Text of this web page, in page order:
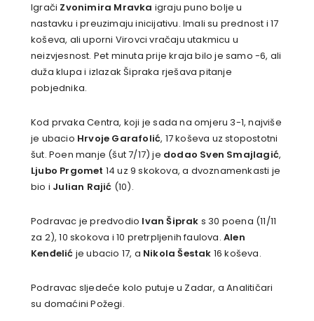
Igrači Zvonimira Mravka igraju puno bolje u
nastavku i preuzimaju inicijativu. Imali su prednost i 17
koševa, ali uporni Virovci vračaju utakmicu u
neizvjesnost. Pet minuta prije kraja bilo je samo -6, ali
duža klupa i izlazak Šipraka rješava pitanje
pobjednika.
Kod prvaka Centra, koji je sada na omjeru 3-1, najviše
je ubacio Hrvoje Garafolić, 17 koševa uz stopostotni
šut. Poen manje (šut 7/17) je dodao Sven Smajlagić,
Ljubo Prgomet 14 uz 9 skokova, a dvoznamenkasti je
bio i Julian Rajić (10).
Podravac je predvodio Ivan Šiprak s 30 poena (11/11
za 2), 10 skokova i 10 pretrpljenih faulova. Alen
Kenđelić je ubacio 17, a Nikola Šestak 16 koševa.
Podravac sljedeće kolo putuje u Zadar, a Analitičari
su domaćini Požegi.